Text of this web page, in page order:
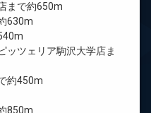
まで約650m
630m
ッツェリア駒沢大学店ま
約450m
850m